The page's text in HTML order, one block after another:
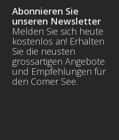
Abonnieren Sie
unseren Newsletter
Melden Sie sich heute
kostenlos an! Erhalten
Sie die neusten
grossartigen Angebote
und Empfehlungen für
den Comer See.